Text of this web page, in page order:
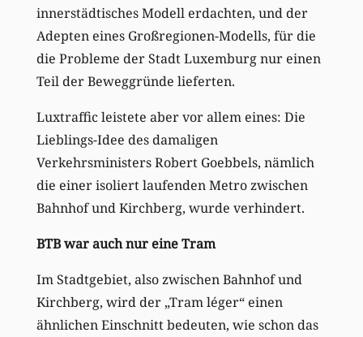
innerstädtisches Modell erdachten, und der
Adepten eines Großregionen-Modells, für die
die Probleme der Stadt Luxemburg nur einen
Teil der Beweggründe lieferten.
Luxtraffic leistete aber vor allem eines: Die
Lieblings-Idee des damaligen
Verkehrsministers Robert Goebbels, nämlich
die einer isoliert laufenden Metro zwischen
Bahnhof und Kirchberg, wurde verhindert.
BTB war auch nur eine Tram
Im Stadtgebiet, also zwischen Bahnhof und
Kirchberg, wird der „Tram léger“ einen
ähnlichen Einschnitt bedeuten, wie schon das